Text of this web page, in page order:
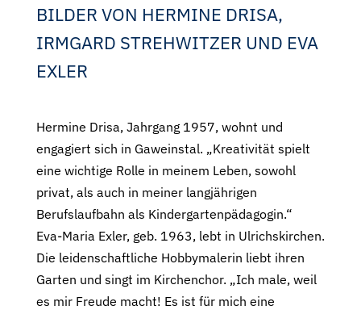
BILDER VON HERMINE DRISA,
IRMGARD STREHWITZER UND EVA
EXLER
Hermine Drisa, Jahrgang 1957, wohnt und
engagiert sich in Gaweinstal. „Kreativität spielt
eine wichtige Rolle in meinem Leben, sowohl
privat, als auch in meiner langjährigen
Berufslaufbahn als Kindergartenpädagogin.“
Eva-Maria Exler, geb. 1963, lebt in Ulrichskirchen.
Die leidenschaftliche Hobbymalerin liebt ihren
Garten und singt im Kirchenchor. „Ich male, weil
es mir Freude macht! Es ist für mich eine